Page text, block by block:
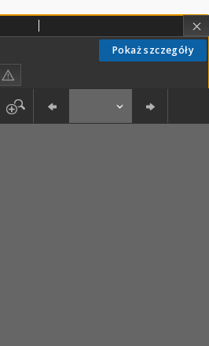
Pokaż szczegóły